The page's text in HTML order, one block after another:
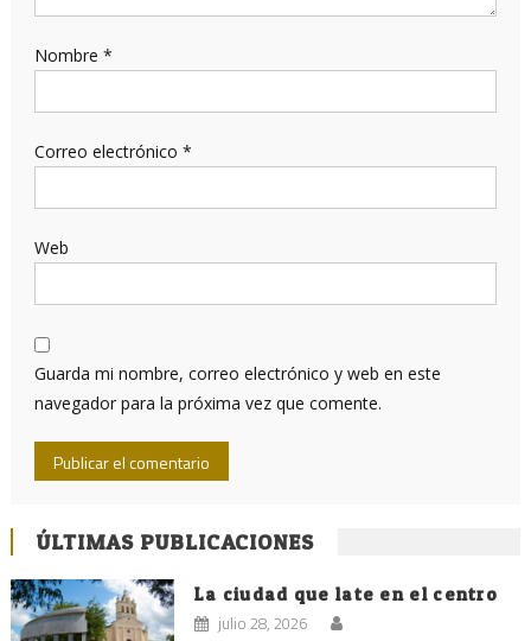
Nombre *
Correo electrónico *
Web
Guarda mi nombre, correo electrónico y web en este
navegador para la próxima vez que comente.
ÚLTIMAS PUBLICACIONES
La ciudad que late en el centro
julio 28, 2026